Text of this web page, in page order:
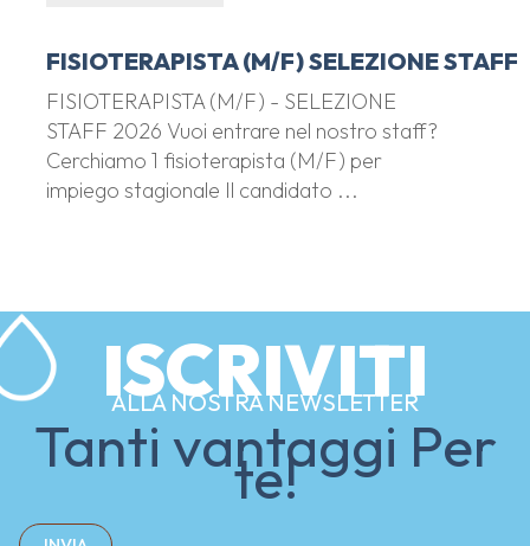
FISIOTERAPISTA (M/F) SELEZIONE STAFF
FISIOTERAPISTA (M/F) - SELEZIONE
STAFF 2026 Vuoi entrare nel nostro staff?
Cerchiamo 1 fisioterapista (M/F) per
impiego stagionale Il candidato ...
ISCRIVITI
ALLA NOSTRA NEWSLETTER
Tanti vantaggi Per
te!